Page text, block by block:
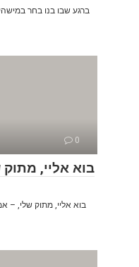
ברגע שבו בנו בחר
0